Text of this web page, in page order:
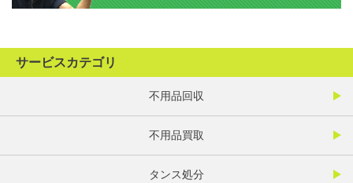
サービスカテゴリ
不用品回収
不用品買取
タンス処分